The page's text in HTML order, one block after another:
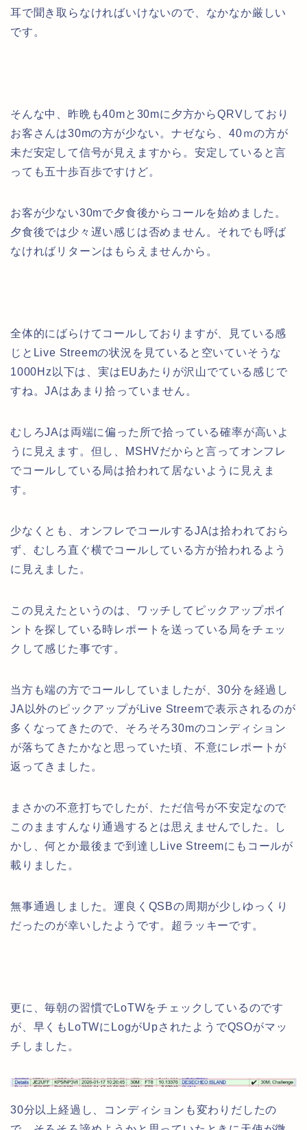
耳で聞き取らなければいけないので、なかなか厳しい
です。
そんな中、昨晩も40mと30mに夕方からQRVしており
お客さんは30mの方が少ない。ナゼなら、40ｍの方が
未だ安定して信号が見えますから。安定していると言
っても五十歩百歩ですけど。
お客が少ない30mで夕食後からコールを始めました。
夕食後では少々遅い感じは否めません。それでも呼ば
なければリターンはもらえませんから。
全体的にばらけてコールしておりますが、見ている感
じとLive Streemの状況を見ていると空いていそうな
1000Hz以下は、実はEUあたりが沢山でている感じで
すね。JAはあまり拾っていません。
むしろJAは両端に偏った所で拾っている確率が高いよ
うに見えます。但し、MSHVだからと言ってオンフレ
でコールしている局は拾われて居ないように見えま
す。
少なくとも、オンフレでコールするJAは拾われておら
ず、むしろ直ぐ横でコールしている方が拾われるよう
に見えました。
この見えたというのは、ワッチしてピックアップポイ
ントを探している時レポートを送っている局をチェッ
クして感じた事です。
当方も端の方でコールしていましたが、30分を経過し
JA以外のピックアップがLive Streemで表示されるのが
多くなってきたので、そろそろ30mのコンディション
が落ちてきたかなと思っていた頃、不意にレポートが
返ってきました。
まさかの不意打ちでしたが、ただ信号が不安定なので
このまますんなり通過するとは思えませんでした。し
かし、何とか最後まで到達しLive Streemにもコールが
載りました。
無事通過しました。運良くQSBの周期が少しゆっくり
だったのが幸いしたようです。超ラッキーです。
更に、毎朝の習慣でLoTWをチェックしているのです
が、早くもLoTWにLogがUpされたようでQSOがマッ
チしました。
30分以上経過し、コンディションも変わりだしたの